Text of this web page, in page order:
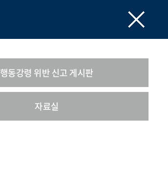
행동강령 위반 신고 게시판
자료실